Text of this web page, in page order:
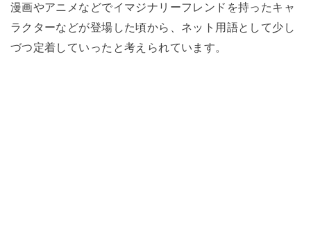
漫画やアニメなどでイマジナリーフレンドを持ったキャ
ラクターなどが登場した頃から、ネット用語として少し
づつ定着していったと考えられています。